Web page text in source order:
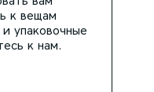
к вещам
упаковочные
к нам.